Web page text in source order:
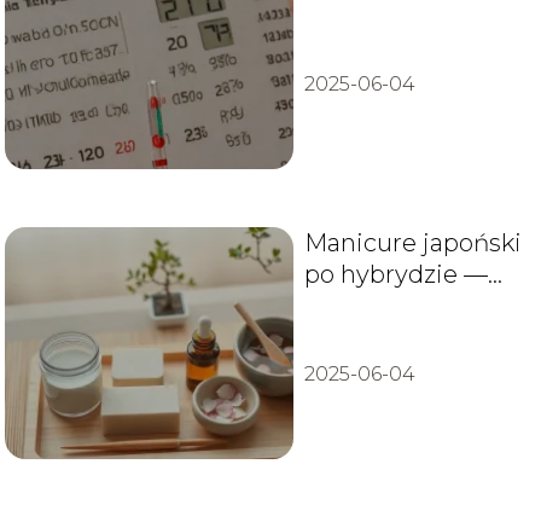
2025-06-04
Manicure japoński
po hybrydzie —
2025-06-04